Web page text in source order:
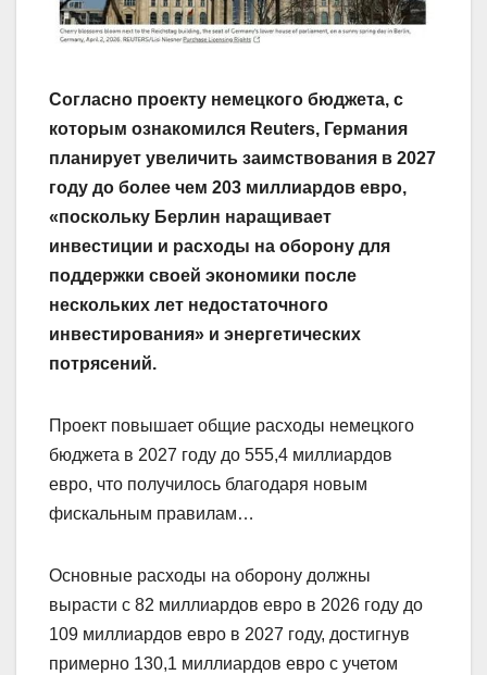
Согласно проекту немецкого бюджета, с
которым ознакомился Reuters, Германия
планирует увеличить заимствования в 2027
году до более чем 203 миллиардов евро,
«поскольку Берлин наращивает
инвестиции и расходы на оборону для
поддержки своей экономики после
нескольких лет недостаточного
инвестирования» и энергетических
потрясений.
Проект повышает общие расходы немецкого
бюджета в 2027 году до 555,4 миллиардов
евро, что получилось благодаря новым
фискальным правилам…
Основные расходы на оборону должны
вырасти с 82 миллиардов евро в 2026 году до
109 миллиардов евро в 2027 году, достигнув
примерно 130,1 миллиардов евро с учетом